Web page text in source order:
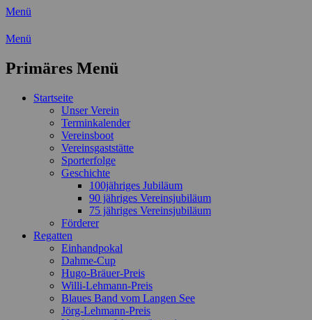
Menü
Wassersport-Verein 1921 e.V.
Freizeit mit der ganzen Familie
Menü
Primäres Menü
Zum
Startseite
Unser Verein
Terminkalender
Vereinsboot
Vereinsgaststätte
Sporterfolge
Geschichte
100jähriges Jubiläum
90 jähriges Vereinsjubiläum
75 jähriges Vereinsjubiläum
Förderer
Regatten
Einhandpokal
Dahme-Cup
Hugo-Bräuer-Preis
Willi-Lehmann-Preis
Blaues Band vom Langen See
Jörg-Lehmann-Preis